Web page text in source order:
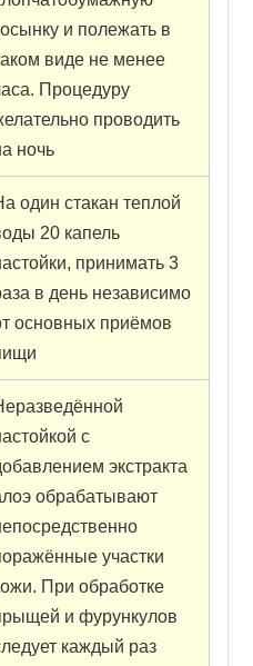
и полежать в
виде не менее
Процедуру
проводить
ночь
один стакан теплой
20 капель
принимать 3
в день независимо
основных приёмов
c
экстракта
обрабатывают
участки
При обработке
и фурункулов
каждый раз